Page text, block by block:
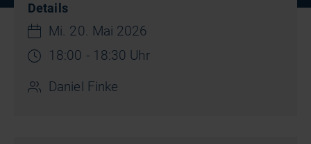
Details
Mi. 20. Mai 2026
18:00 - 18:30 Uhr
Daniel Finke